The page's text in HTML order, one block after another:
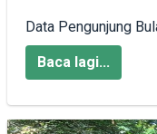
Data Pengunjung
Baca lagi...